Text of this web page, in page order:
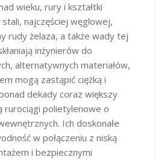
wieku, rury i kształtki
najczęściej węglowej,
rudy żelaza, a także wady tej
inżynierów do
alternatywnych materiałów,
mogą zastąpić ciężką i
dekady coraz większy
rurociągi polietylenowe o
Ich doskonałe
w połączeniu z niską
i bezpiecznymi